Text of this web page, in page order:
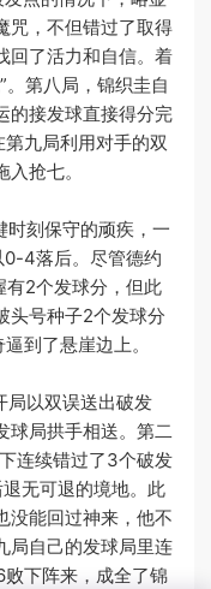
咒，不但错过了取得
回了活力和自信。着
。第八局，锦织圭自
的接发球直接得分完
九局利用对手的双
抢七。
刻保守的顽疾，一
4落后。尽管德约
2个发球分，但此
头号种子2个发球分
到了悬崖边上。
以双误送出破发
球局拱手相送。第二
连续错过了3个破发
无可退的境地。此
没能回过神来，他不
局自己的发球局里连
下阵来，成全了锦